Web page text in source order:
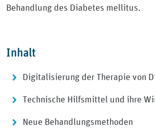
Behandlung des Diabetes mellitus.
Inhalt
Digitalisierung der Therapie von
Technische Hilfsmittel und ihre
Neue Behandlungsmethoden